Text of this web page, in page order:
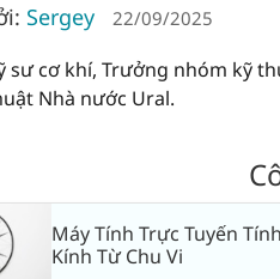
Sergey 22/09/2025
sư cơ khí, Trưởng nhóm kỹ
Nhà nước Ural.
Máy Tính Trực Tuyến
Kính Từ Chu Vi